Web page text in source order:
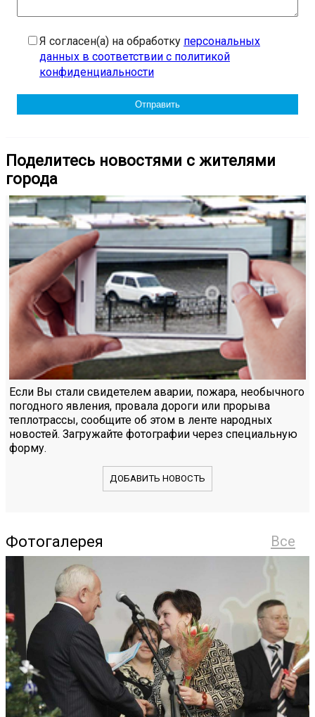
Я согласен(а) на обработку персональных
данных в соответствии с политикой
конфиденциальности
Поделитесь новостями с жителями
города
Если Вы стали свидетелем аварии, пожара, необычного
погодного явления, провала дороги или прорыва
теплотрассы, сообщите об этом в ленте народных
новостей. Загружайте фотографии через специальную
форму.
ДОБАВИТЬ НОВОСТЬ
Все
Фотогалерея